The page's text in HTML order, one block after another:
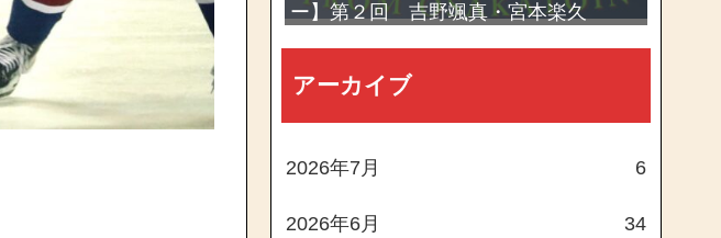
ー】第２回 吉野颯真・宮本楽久
アーカイブ
2026年7月 6
2026年6月 34